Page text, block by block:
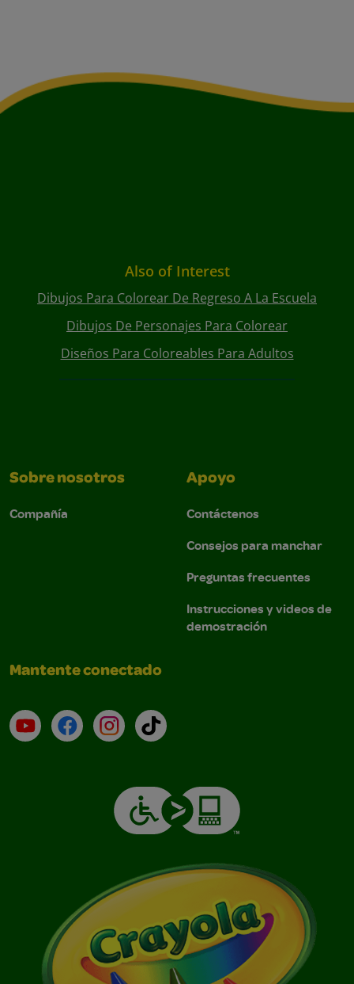
Also of Interest
Dibujos Para Colorear De Regreso A La Escuela
Dibujos De Personajes Para Colorear
Diseños Para Coloreables Para Adultos
Sobre nosotros
Compañía
Apoyo
Contáctenos
Consejos para manchar
Preguntas frecuentes
Instrucciones y videos de
demostración
Mantente conectado
YouTube (en inglés)
Facebook (en inglés)
Instagram (en inglés)
TikTok